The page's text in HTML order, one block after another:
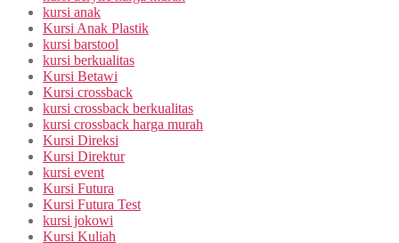
kursi anak
Kursi Anak Plastik
kursi barstool
kursi berkualitas
Kursi Betawi
Kursi crossback
kursi crossback berkualitas
kursi crossback harga murah
Kursi Direksi
Kursi Direktur
kursi event
Kursi Futura
Kursi Futura Test
kursi jokowi
Kursi Kuliah